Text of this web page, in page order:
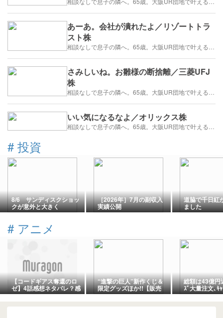
あーあ。会社が潰れたよ／リゾートトラ
スト株
さみしいね。お雛様の断捨離／三菱UFJ
株
いい気になるなよ／オリックス株
# 投資
8/6 サンディスクショッ
クが意外と大きく
［2026年］7月の副収入
実績公開
道脇で千日紅
ました
# アニメ
【コードギアス奪還のロ
ゼ】4話感想ネタバレ？感
想がない。あるのは疑念
だけ。
“進撃の巨人”新作くじ＆
限定グッズほか!!【販売
開始!】「一番くじ 進撃の
巨人 ～選択と結果～」
総額は43億円
ｽﾞ大量注文､ｷ
した女性逮捕